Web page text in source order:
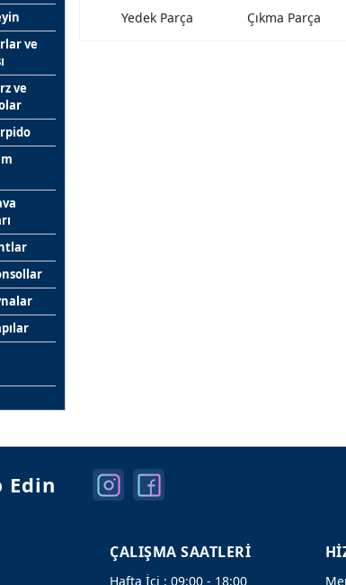
ve
ve
Yedek Parça Çıkma Parça
Edin
ÇALIŞMA SAATLERİ
Hafta İçi : 09:00 - 18:00